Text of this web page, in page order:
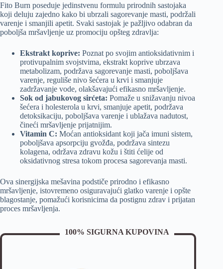
Fito Burn poseduje jedinstvenu formulu prirodnih sastojaka
koji deluju zajedno kako bi ubrzali sagorevanje masti, podržali
varenje i smanjili apetit. Svaki sastojak je pažljivo odabran da
poboljša mršavljenje uz promociju opšteg zdravlja:
Ekstrakt koprive: Poznat po svojim antioksidativnim i
protivupalnim svojstvima, ekstrakt koprive ubrzava
metabolizam, podržava sagorevanje masti, poboljšava
varenje, reguliše nivo šećera u krvi i smanjuje
zadržavanje vode, olakšavajući efikasno mršavljenje.
Sok od jabukovog sirćeta: Pomaže u snižavanju nivoa
šećera i holesterola u krvi, smanjuje apetit, podržava
detoksikaciju, poboljšava varenje i ublažava nadutost,
čineći mršavljenje prijatnijim.
Vitamin C: Moćan antioksidant koji jača imuni sistem,
poboljšava apsorpciju gvožđa, podržava sintezu
kolagena, održava zdravu kožu i štiti ćelije od
oksidativnog stresa tokom procesa sagorevanja masti.
Ova sinergijska mešavina podstiče prirodno i efikasno
mršavljenje, istovremeno osiguravajući glatko varenje i opšte
blagostanje, pomažući korisnicima da postignu zdrav i prijatan
proces mršavljenja.
100% SIGURNA KUPOVINA